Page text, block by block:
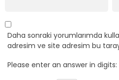
Daha sonraki yorumlarımda
adresim ve site adresim bu
Please enter an answer in digits: